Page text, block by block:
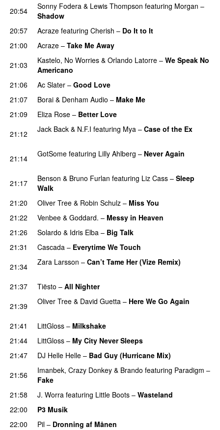
20:54
Sonny Fodera & Lewis Thompson featuring Morgan –
Shadow
20:57 Acraze featuring Cherish – Do It to It
21:00
Acraze – Take Me Away
21:03 Kastelo, No Worries & Orlando Latorre – We Speak No
Americano
21:06 Ac Slater – Good Love
21:07
Borai & Denham Audio – Make Me
21:09
Eliza Rose – Better Love
21:12
Jack Back & N.F.I featuring Mya – Case of the Ex
21:14 GotSome featuring Lilly Ahlberg – Never Again
21:17 Benson & Bruno Furlan featuring Liz Cass – Sleep
Walk
21:20 Oliver Tree & Robin Schulz – Miss You
21:22
Venbee & Goddard. – Messy in Heaven
21:26 Solardo & Idris Elba – Big Talk
21:31 Cascada – Everytime We Touch
21:34
Zara Larsson – Can’t Tame Her (Vize Remix)
21:37 Tiësto – All Nighter
21:39 Oliver Tree & David Guetta – Here We Go Again
21:41 LittGloss – Milkshake
21:44
LittGloss – My City Never Sleeps
21:47 DJ Helle Helle – Bad Guy (Hurricane Mix)
21:56
Imanbek, Crazy Donkey & Brando featuring Paradigm –
Fake
21:58
J. Worra featuring Little Boots – Wasteland
22:00
P3 Musik
22:00
Pil – Dronning af Månen